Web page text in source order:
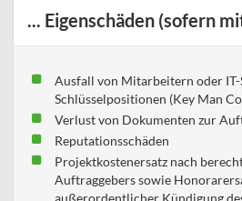
... Eigenschäden (sofern
Ausfall von Mitarbeitern oder IT-
Schlüsselpositionen (Key Man
Verlust von Dokumenten zur
Reputationsschäden
Projektkostenersatz nach
Auftraggebers sowie
außerordentlicher Kündigung